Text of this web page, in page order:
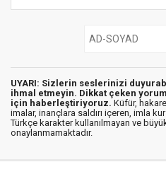
UYARI: Sizlerin seslerinizi
ihmal etmeyin. Dikkat çeken
için haberleştiriyoruz. Küfür,
imalar, inançlara saldırı içeren, imla
Türkçe karakter kullanılmayan ve
onaylanmamaktadır.